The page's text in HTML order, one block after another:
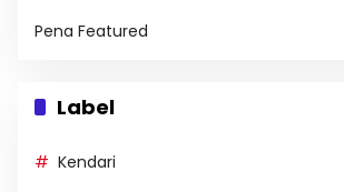
Pena Featured
Label
Kendari